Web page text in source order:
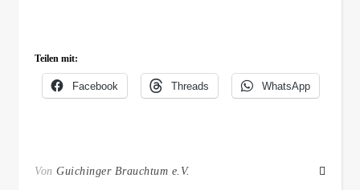
Teilen mit:
Facebook Threads WhatsApp
Von Guichinger Brauchtum e.V.